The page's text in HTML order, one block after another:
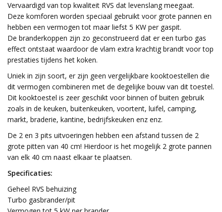
Vervaardigd van top kwaliteit RVS dat levenslang meegaat.
Deze komforen worden speciaal gebruikt voor grote pannen en
hebben een vermogen tot maar liefst 5 KW per gaspit.
De branderkoppen zijn zo geconstrueerd dat er een turbo gas
effect ontstaat waardoor de vlam extra krachtig brandt voor top
prestaties tijdens het koken.
Uniek in zijn soort, er zijn geen vergelijkbare kooktoestellen die
dit vermogen combineren met de degelijke bouw van dit toestel.
Dit kooktoestel is zeer geschikt voor binnen of buiten gebruik
zoals in de keuken, buitenkeuken, voortent, luifel, camping,
markt, braderie, kantine, bedrijfskeuken enz enz.
De 2 en 3 pits uitvoeringen hebben een afstand tussen de 2
grote pitten van 40 cm! Hierdoor is het mogelijk 2 grote pannen
van elk 40 cm naast elkaar te plaatsen.
Specificaties:
Geheel RVS behuizing
Turbo gasbrander/pit